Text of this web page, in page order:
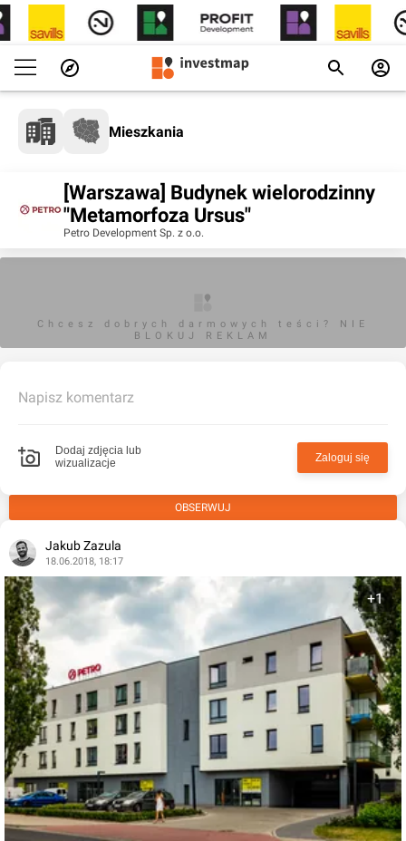
Mieszkania
[Warszawa] Budynek wielorodzinny
"Metamorfoza Ursus"
Petro Development Sp. z o.o.
Chcesz dobrych darmowych teści? NIE
BLOKUJ REKLAM
Napisz komentarz
Dodaj zdjęcia lub
wizualizacje
Zaloguj się
OBSERWUJ
Jakub Zazula
18.06.2018, 18:17
+1